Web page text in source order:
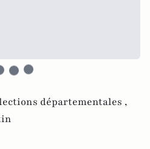
départementales ,